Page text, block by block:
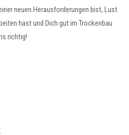
neuen Herausforderungen bist, Lust
hast und Dich gut im Trockenbau
richtig!